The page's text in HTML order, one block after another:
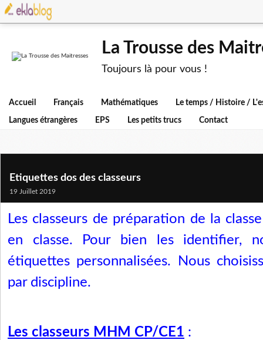
La Trousse des
Toujours là pour vous !
Accueil Français Mathématiques Le temps / Histoire /
Langues étrangères EPS Les petits trucs Contact
Etiquettes dos des classeurs
19 Juillet 2019
Les classeurs de préparation de la
en classe. Pour bien les identifier,
étiquettes personnalisées. Nous
par discipline.
Les classeurs MHM CP/CE1 :